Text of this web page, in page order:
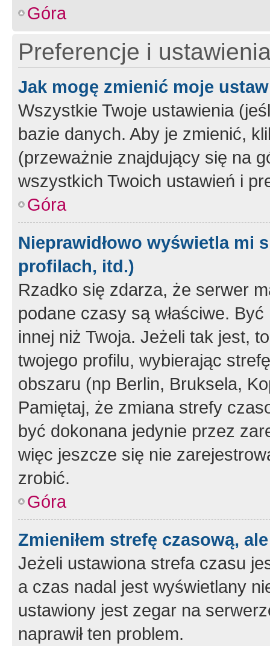
Góra
Preferencje i
Jak mogę zmienić moje
Wszystkie Twoje ustawienia
bazie danych. Aby je zmienić,
(przeważnie znajdujący się na
wszystkich Twoich ustawień i
Góra
Nieprawidłowo wyświetla mi
profilach, itd.)
Rzadko się zdarza, że serwer
podane czasy są właściwe.
innej niż Twoja. Jeżeli tak jest,
twojego profilu, wybierając
obszaru (np Berlin, Bruksela,
Pamiętaj, że zmiana strefy
być dokonana jedynie przez
więc jeszcze się nie
zrobić.
Góra
Zmieniłem strefę czasową,
Jeżeli ustawiona strefa czasu
a czas nadal jest wyświetlany
ustawiony jest zegar na
naprawił ten problem.